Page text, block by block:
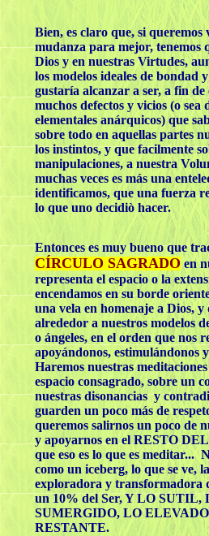
Bien, es claro que, si
mudanza para mejor, tenemos
Dios y en nuestras Virtudes,
los modelos ideales de bondad
gustaría alcanzar a ser, a fin
muchos defectos y vicios (o sea
elementales anárquicos) que
sobre todo en aquellas partes
los instintos, y que facilmente
manipulaciones, a nuestra
muchas veces es más una
identificamos, que una fuerza
lo que uno decidiò hacer.
Entonces es muy bueno que
CÍRCULO SAGRADO en
representa el espacio o la
encendamos en su borde
una vela en homenaje a Dios, y
alrededor a nuestros modelos
o ángeles, en el orden que nos
apoyándonos, estimulándonos
Haremos nuestras
espacio consagrado, sobre un
nuestras disonancias y
guarden un poco más de
queremos salirnos un poco de
y apoyarnos en el RESTO
que eso es lo que es meditar...
como un iceberg, lo que se ve,
exploradora y transformadora
un 10% del Ser, Y LO SUTIL,
SUMERGIDO, LO
RESTANTE.